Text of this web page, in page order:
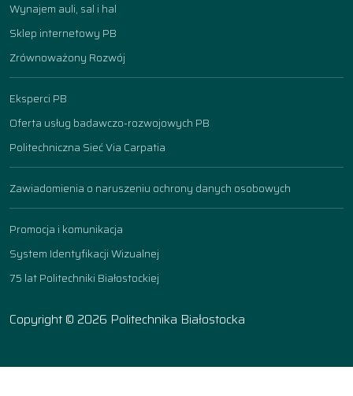
Wynajem auli, sal i hal
Sklep internetowy PB
Zrównoważony Rozwój
Eksperci PB
Oferta usług badawczo-rozwojowych PB
Politechniczna Sieć Via Carpatia
Zawiadomienia o naruszeniu ochrony danych osobowych
Promocja i komunikacja
System Identyfikacji Wizualnej
75 lat Politechniki Białostockiej
Copyright © 2026 Politechnika Białostocka